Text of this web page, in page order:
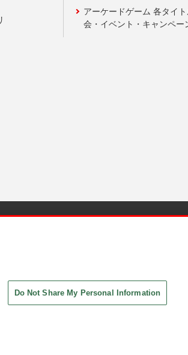
アーケードゲーム 各タイ
会・イベント・キャンペー
Do Not Share My Personal Information